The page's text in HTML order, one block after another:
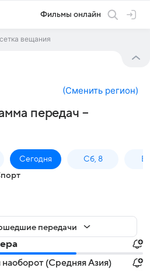
Фильмы онлайн
вещания
(Сменить регион)
передач –
Сегодня Сб, 8
передачи
(Средняя Азия)